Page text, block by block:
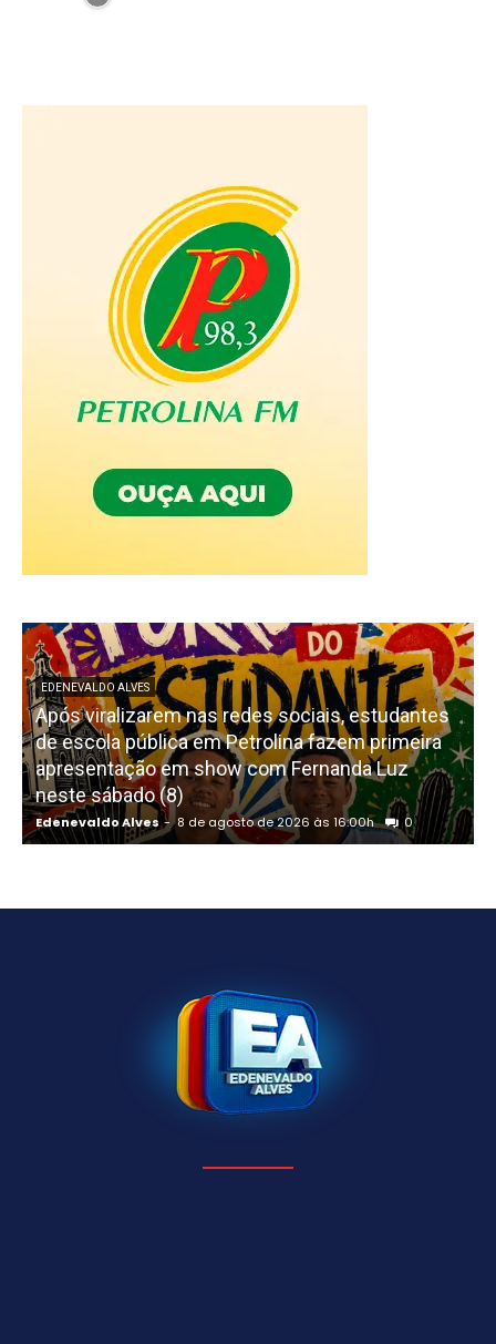
EDENEVALDO ALVES
Após viralizarem nas redes sociais, estudantes
de escola pública em Petrolina fazem primeira
apresentação em show com Fernanda Luz
neste sábado (8)
Edenevaldo Alves - 8 de agosto de 2026 às 16:00h 0